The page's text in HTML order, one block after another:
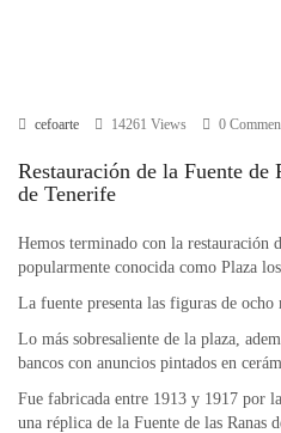
cefoarte 14261 Views 0
Restauración de la Fuente de
de Tenerife
Hemos terminado con la restauración
popularmente conocida como Plaza
La fuente presenta las figuras de ocho
Lo más sobresaliente de la plaza,
bancos con anuncios pintados en
Fue fabricada entre 1913 y 1917 por
una réplica de la Fuente de las Ranas